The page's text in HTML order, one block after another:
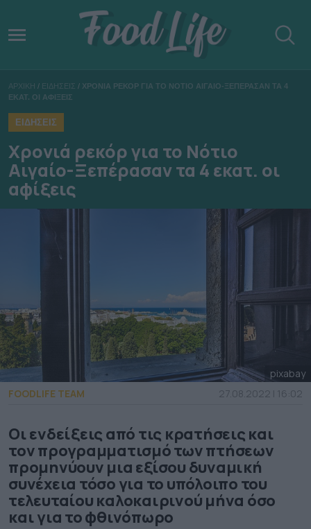
ΑΡΧΙΚΗ / ΕΙΔΗΣΕΙΣ / ΧΡΟΝΙΑ ΡΕΚΟΡ ΓΙΑ ΤΟ ΝΟΤΙΟ ΑΙΓΑΙΟ-ΞΕΠΕΡΑΣΑΝ ΤΑ 4
ΕΚΑΤ. ΟΙ ΑΦΙΞΕΙΣ
ΕΙΔΗΣΕΙΣ
Χρονιά ρεκόρ για το Νότιο
Αιγαίο-Ξεπέρασαν τα 4 εκατ. οι
αφίξεις
pixabay
FOODLIFE TEAM
27.08.2022 | 16:02
Οι ενδείξεις από τις κρατήσεις και
τον προγραμματισμό των πτήσεων
προμηνύουν μια εξίσου δυναμική
συνέχεια τόσο για το υπόλοιπο του
τελευταίου καλοκαιρινού μήνα όσο
και για το φθινόπωρο